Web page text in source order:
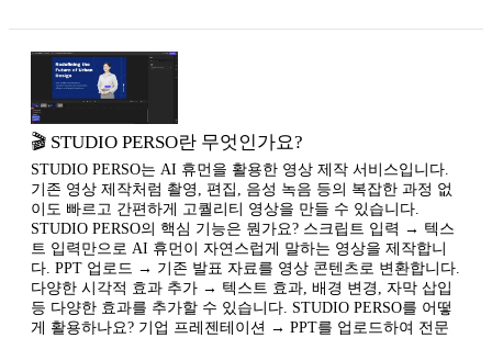
🎬 STUDIO PERSO란 무엇인가요?
STUDIO PERSO는 AI 휴먼을 활용한 영상 제작 서비스입니다.
기존 영상 제작처럼 촬영, 편집, 음성 녹음 등의 복잡한 과정 없
이도 빠르고 간편하게 고퀄리티 영상을 만들 수 있습니다.
STUDIO PERSO의 핵심 기능은 뭔가요? 스크립트 입력 → 텍스
트 입력만으로 AI 휴먼이 자연스럽게 말하는 영상을 제작합니
다. PPT 업로드 → 기존 발표 자료를 영상 콘텐츠로 변환합니다.
다양한 시각적 효과 추가 → 텍스트 효과, 배경 변경, 자막 삽입
등 다양한 효과를 추가할 수 있습니다. STUDIO PERSO를 어떻
게 활용하나요? 기업 프레젠테이션 → PPT를 업로드하여 전문